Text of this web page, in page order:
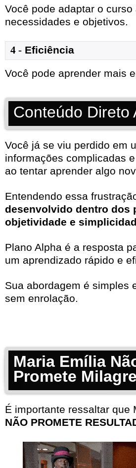
Você pode adaptar o curso
necessidades e objetivos.
4 - Eficiência
Você pode aprender mais
Conteúdo Direto
Você já se viu perdido em
informações complicadas
ao tentar aprender algo
Entendendo essa
desenvolvido dentro dos
objetividade e
Plano Alpha é a resposta
um aprendizado rápido e
Sua abordagem é simples
sem enrolação.
Maria Emília
Promete
É importante ressaltar que
NÃO PROMETE